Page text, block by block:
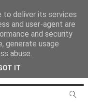
to deliver its services
and user-agent are
and security
generate usage
abuse.
IT